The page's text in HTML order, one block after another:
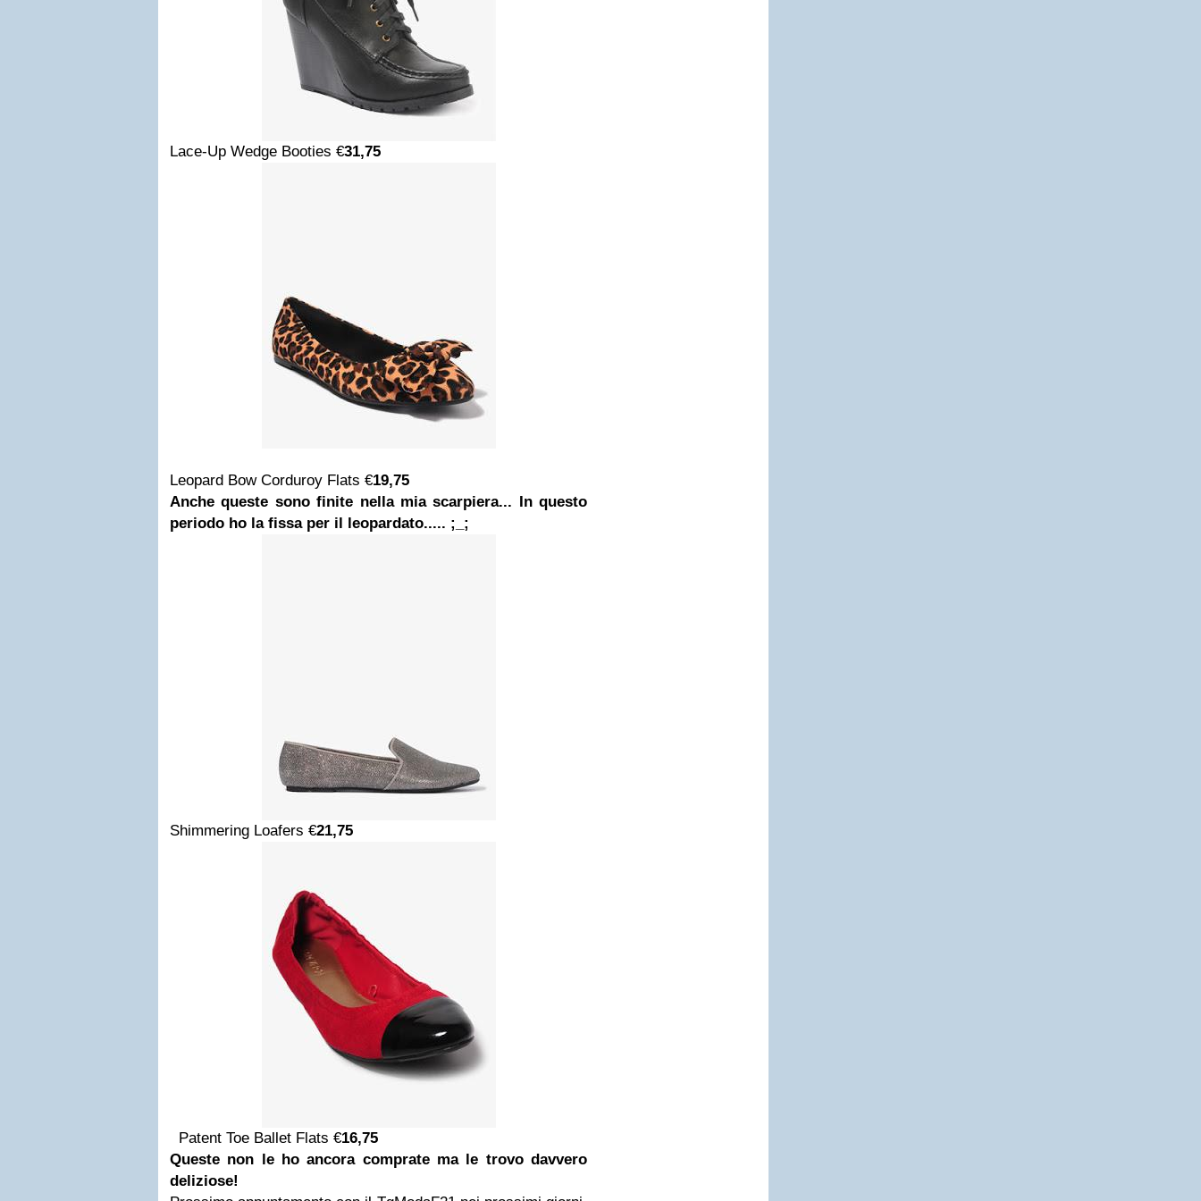
Lace-Up Wedge Booties €31,75
Leopard Bow Corduroy Flats €19,75
Anche queste sono finite nella mia scarpiera... In questo
periodo ho la fissa per il leopardato..... ;_;
Shimmering Loafers €21,75
Patent Toe Ballet Flats €16,75
Queste non le ho ancora comprate ma le trovo davvero
deliziose!